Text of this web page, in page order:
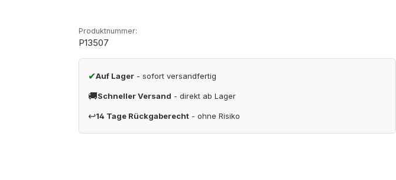
Produktnummer:
P13507
✔Auf Lager - sofort versandfertig
🚚Schneller Versand - direkt ab Lager
↩14 Tage Rückgaberecht - ohne Risiko